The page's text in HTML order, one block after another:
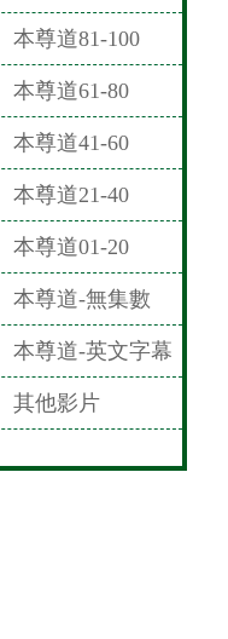
本尊道81-100
本尊道61-80
本尊道41-60
本尊道21-40
本尊道01-20
本尊道-無集數
本尊道-英文字幕
其他影片